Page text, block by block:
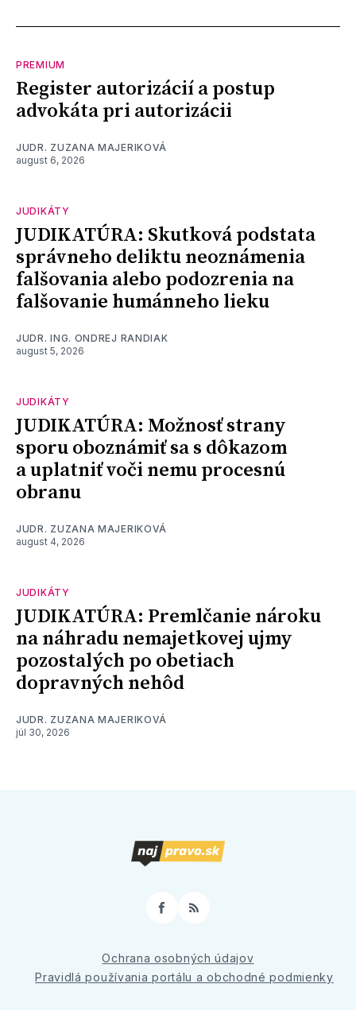
PREMIUM
Register autorizácií a postup
advokáta pri autorizácii
JUDR. ZUZANA MAJERIKOVÁ
august 6, 2026
JUDIKÁTY
JUDIKATÚRA: Skutková podstata
správneho deliktu neoznámenia
falšovania alebo podozrenia na
falšovanie humánneho lieku
JUDR. ING. ONDREJ RANDIAK
august 5, 2026
JUDIKÁTY
JUDIKATÚRA: Možnosť strany
sporu oboznámiť sa s dôkazom
a uplatniť voči nemu procesnú
obranu
JUDR. ZUZANA MAJERIKOVÁ
august 4, 2026
JUDIKÁTY
JUDIKATÚRA: Premlčanie nároku
na náhradu nemajetkovej ujmy
pozostalých po obetiach
dopravných nehôd
JUDR. ZUZANA MAJERIKOVÁ
júl 30, 2026
Facebook
RSS
Ochrana osobných údajov
Pravidlá používania portálu a obchodné podmienky